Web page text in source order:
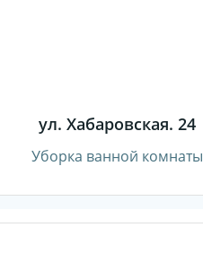
ул. Хабаровская. 24
Уборка ванной комнаты